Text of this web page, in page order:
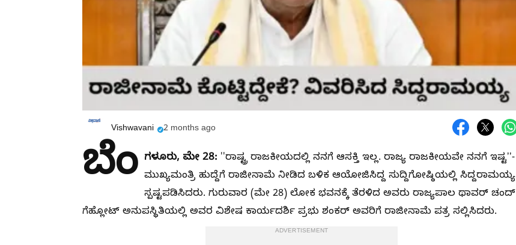
Vishwavani 2 months ago
ಬೆಂ ಗಳೂರು, ಮೇ 28: ''ರಾಷ್ಟ್ರ ರಾಜಕೀಯದಲ್ಲಿ ನನಗೆ ಆಸಕ್ತಿ ಇಲ್ಲ. ರಾಜ್ಯ ರಾಜಕೀಯವೇ ನನಗೆ ಇಷ್ಟʼʼ-
ಮುಖ್ಯಮಂತ್ರಿ ಹುದ್ದೆಗೆ ರಾಜೀನಾಮೆ ನೀಡಿದ ಬಳಿಕ ಆಯೋಜಿಸಿದ್ದ ಸುದ್ದಿಗೋಷ್ಠಿಯಲ್ಲಿ ಸಿದ್ದರಾಮಯ್ಯ
ಸ್ಪಷ್ಟಪಡಿಸಿದರು. ಗುರುವಾರ (ಮೇ 28) ಲೋಕ ಭವನಕ್ಕೆ ತೆರಳಿದ ಅವರು ರಾಜ್ಯಪಾಲ ಥಾವರ್​ ಚಂದ್​
ಗೆಹ್ಲೋಟ್​ ಅನುಪಸ್ಥಿತಿಯಲ್ಲಿ ಅವರ ವಿಶೇಷ ಕಾರ್ಯದರ್ಶಿ ಪ್ರಭು ಶಂಕರ್‌ ಅವರಿಗೆ ರಾಜೀನಾಮೆ ಪತ್ರ ಸಲ್ಲಿಸಿದರು.
ADVERTISEMENT